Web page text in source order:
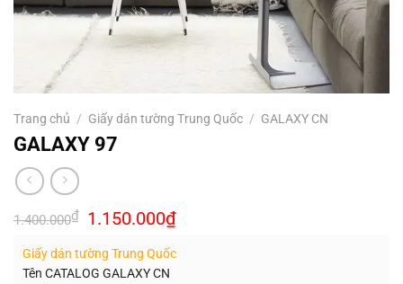
Trang chủ / Giấy dán tường Trung Quốc / GALAXY CN
GALAXY 97
1.400.000₫ Giá
gốc
1.400.000₫.
1.150.000₫Giá
hiện
là:
Giấy dán tường Trung Quốc
Tên CATALOG GALAXY CN